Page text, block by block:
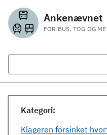
Ankenævnet
FOR BUS, TOG OG
Kategori:
Klageren forsinket